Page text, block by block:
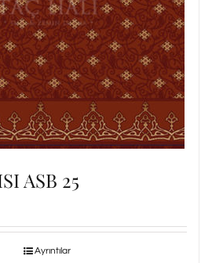
ASB 25
Ayrıntılar